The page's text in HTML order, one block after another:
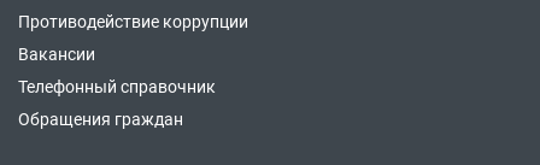
Противодействие коррупции
Вакансии
Телефонный справочник
Обращения граждан